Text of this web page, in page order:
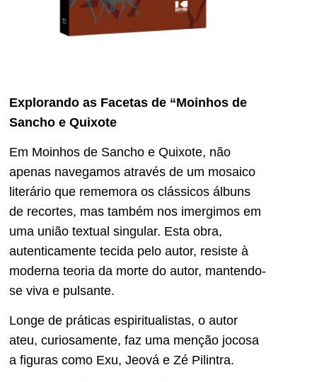
Explorando as Facetas de “Moinhos de
Sancho e Quixote
Em Moinhos de Sancho e Quixote, não
apenas navegamos através de um mosaico
literário que rememora os clássicos álbuns
de recortes, mas também nos imergimos em
uma união textual singular. Esta obra,
autenticamente tecida pelo autor, resiste à
moderna teoria da morte do autor, mantendo-
se viva e pulsante.
Longe de práticas espiritualistas, o autor
ateu, curiosamente, faz uma menção jocosa
a figuras como Exu, Jeová e Zé Pilintra.